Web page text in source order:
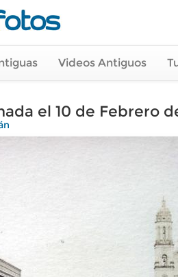
Videos Antiguos
el 10 de Febrero